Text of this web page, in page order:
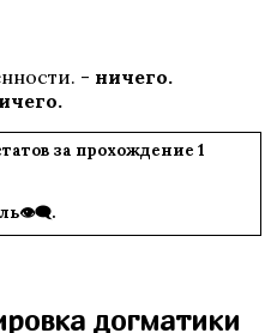
- ничего.
за прохождение 1
догматики